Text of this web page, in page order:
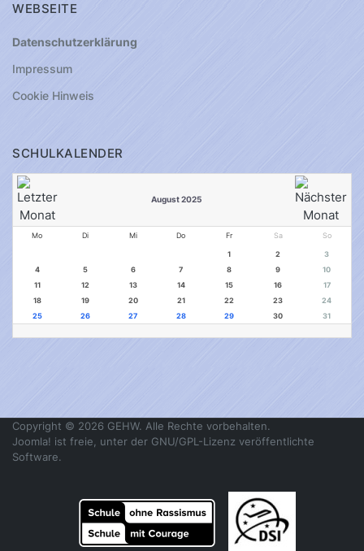
WEBSEITE
Datenschutzerklärung
Impressum
Cookie Hinweis
SCHULKALENDER
August 2025
Mo Di Mi Do Fr Sa So
1 2
3
4
5 6 7 8 9
10
11
12 13 14 15 16
17
18
19 20 21 22 23
24
25
26 27 28 29 30 31
Copyright © 2026 GEHW. Alle Rechte vorbehalten.
Joomla! ist freie, unter der GNU/GPL-Lizenz veröffentlichte
Software.